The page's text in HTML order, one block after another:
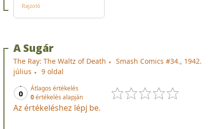
Rajzoló
A Sugár
The Ray: The Waltz of Death
Smash Comics #34., 1942.
július
9 oldal
0
Átlagos értékelés
0értékelés alapján
Az értékeléshez lépj be.